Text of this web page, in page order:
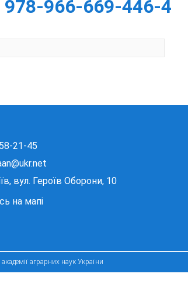
966-669-446-4
21-45
вул. Героїв Оборони, 10
на мапі
аграрних наук України